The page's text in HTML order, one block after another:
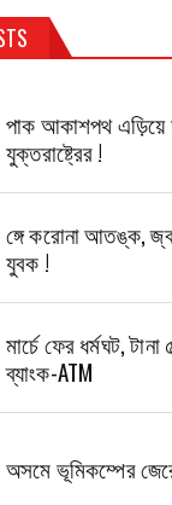
পাক আকাশপথ এড়িয়ে
যুক্তরাষ্ট্রের !
ঙ্গে করোনা আতঙ্ক,
যুবক !
মার্চে ফের ধর্মঘট,
ব্যাংক-ATM
অসমে ভূমিকম্পের